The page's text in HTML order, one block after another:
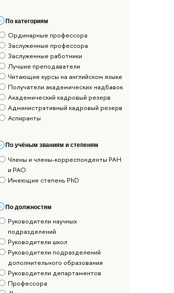
По категориям
Ординарные профессора
Заслуженные профессора
Заслуженные работники
Лучшие преподаватели
Читающие курсы на английском языке
Получатели академических надбавок
Академический кадровый резерв
Административный кадровый резерв
Аспиранты
По учёным званиям и степеням
Члены и члены-корреспонденты РАН
и РАО
Имеющие степень PhD
По должностям
Руководители научных
подразделений
Руководители школ
Руководители подразделений
дополнительного образования
Руководители департаментов
Профессора